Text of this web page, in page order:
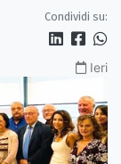
Condividi su:
Ieri